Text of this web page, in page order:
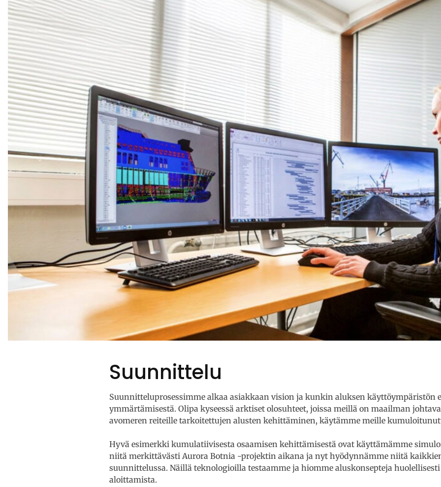
Suunnittelu
Suunnitteluprosessimme alkaa asiakkaan vision ja kunkin aluksen käyttöympäristön
ymmärtämisestä. Olipa kyseessä arktiset olosuhteet, joissa meillä on maailman
avomeren reiteille tarkoitettujen alusten kehittäminen, käytämme meille
Hyvä esimerkki kumulatiivisesta osaamisen kehittämisestä ovat käyttämämme
niitä merkittävästi Aurora Botnia -projektin aikana ja nyt hyödynnämme niitä
suunnittelussa. Näillä teknologioilla testaamme ja hiomme aluskonsepteja
aloittamista.